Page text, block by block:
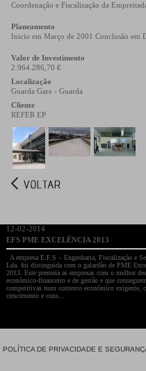
Coordenação e Fiscalização da
Planeamento
Inicio em Março de 2001 Conclusão em
Valor de Investimento
2.964.286,70 €
Localização
Guarda Gare - Guarda
Cliente
REFER EP
12-02-2014
EFS PME EXCELÊNCIA 2013
A empresa E.F.S – Engenharia, Fiscalização e
Lda. foi distinguida com o galardão de PME
2013. Este premeia as empresas com o melhor
económico-financeiro e de gestão e que
competitivas num contexto económico exigente,
crescimento e cons...
POLÍTICA DE PRIVACIDADE E